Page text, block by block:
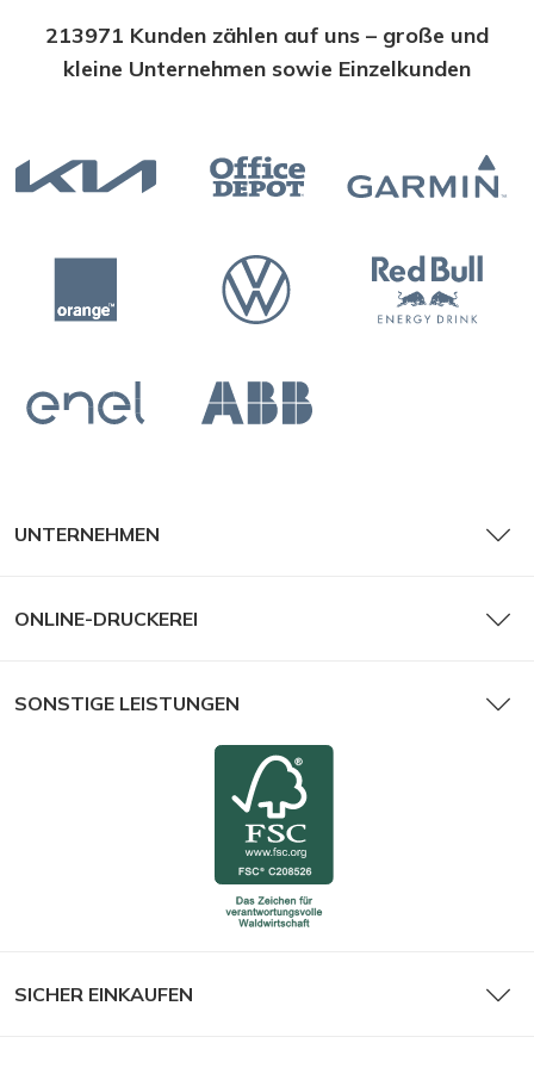
Wandkalender
Tischkalender
Taschenkalender
213971 Kunden zählen auf uns – große und
kleine Unternehmen sowie Einzelkunden
UNTERNEHMEN
ONLINE-DRUCKEREI
SONSTIGE LEISTUNGEN
SICHER EINKAUFEN